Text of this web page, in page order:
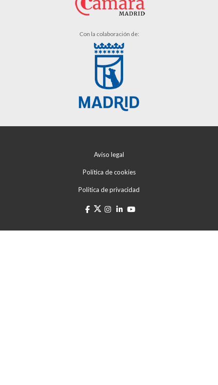
Con la colaboración de:
Aviso legal
Política de cookies
Política de privacidad